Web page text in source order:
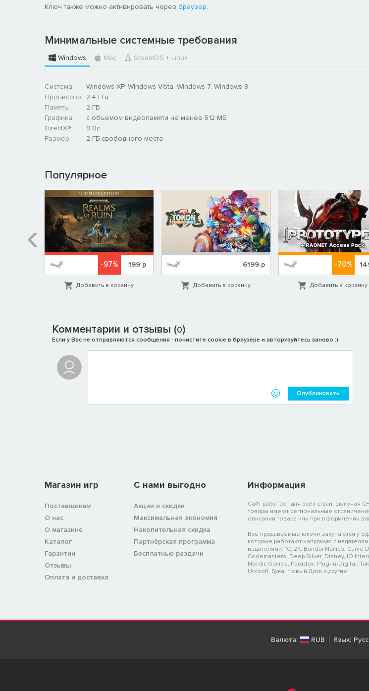
Ключ также можно активировать через браузер.
Минимальные системные требования
Windows Mac SteamOS + Linux
Система:
Windows XP, Windows Vista, Windows 7, Windows 8
Процессор: 2.4 ГГц
Память:
2 ГБ
Графика:
с объемом видеопамяти не менее 512 МБ
DirectX®:
9.0c
Размер:
2 ГБ свободного места
Популярное
-97% 199р
Добавить в корзину
6199 р
Добавить в корзину
-70%
Добавить в корзину
Комментарии и отзывы (0)
Если у Вас не отправляются сообщения - почистите cookie в браузере и авторизуйтесь заново :)
Опубликовать
Магазин игр
Поставщикам
О нас
О магазине
Каталог
Гарантии
Отзывы
Оплата и доставка
C нами выгодно
Акции и скидки
Максимальная экономия
Накопительная скидка
Партнёрская программа
Бесплатные раздачи
Информация
Сайт работает для всех стран, включая
товары имеют региональные
описании товара или при оформлении
Все продаваемые ключи закупаются у
которые работают напрямую с
издателями: 1C, 2K, Bandai Namco, Curve
Codemasters, Deep Silver, Disney, IO
Nordic Games, Paradox, Plug-in-Digital,
Ubisoft, Бука, Новый Диск и другие
Валюта: RUB Язык: